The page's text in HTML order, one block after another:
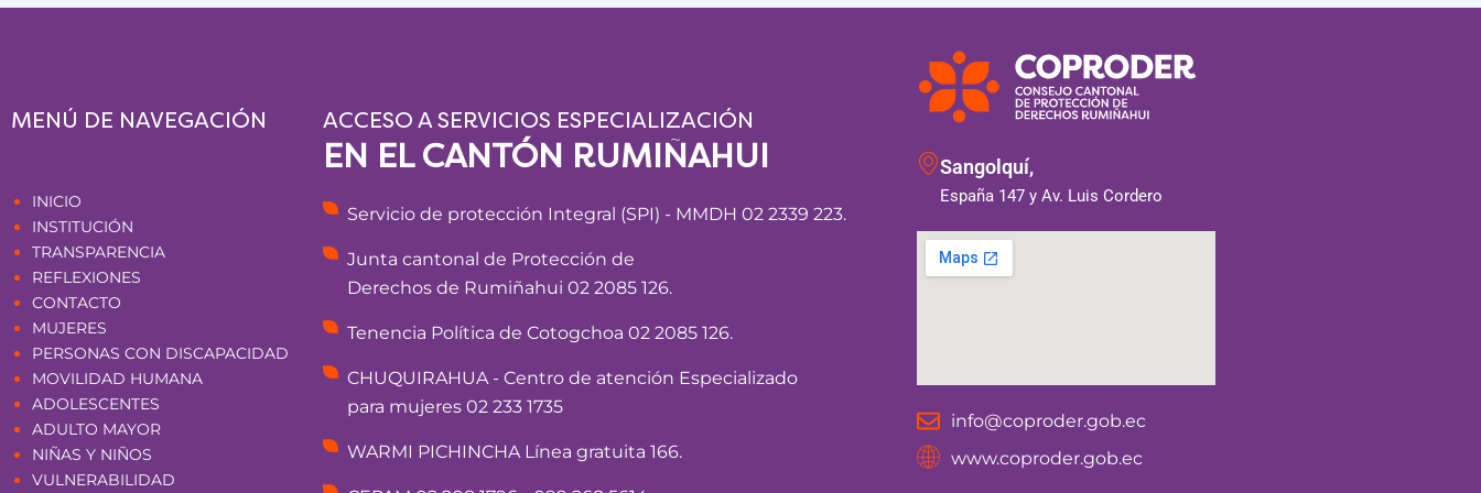
MENÚ DE NAVEGACIÓN
INICIO
INSTITUCIÓN
TRANSPARENCIA
REFLEXIONES
CONTACTO
MUJERES
PERSONAS CON DISCAPACIDAD
MOVILIDAD HUMANA
ADOLESCENTES
ADULTO MAYOR
NIÑAS Y NIÑOS
VULNERABILIDAD
ACCESO A SERVICIOS ESPECIALIZACIÓN
EN EL CANTÓN RUMIÑAHUI
Servicio de protección Integral (SPI) - MMDH 02 2339 223.
Junta cantonal de Protección de
Derechos de Rumiñahui 02 2085 126.
Tenencia Política de Cotogchoa 02 2085 126.
CHUQUIRAHUA - Centro de atención Especializado
para mujeres 02 233 1735
WARMI PICHINCHA Línea gratuita 166.
Sangolquí,
España 147 y Av. Luis Cordero
info@coproder.gob.ec
www.coproder.gob.ec